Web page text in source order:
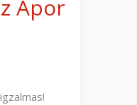
Apor